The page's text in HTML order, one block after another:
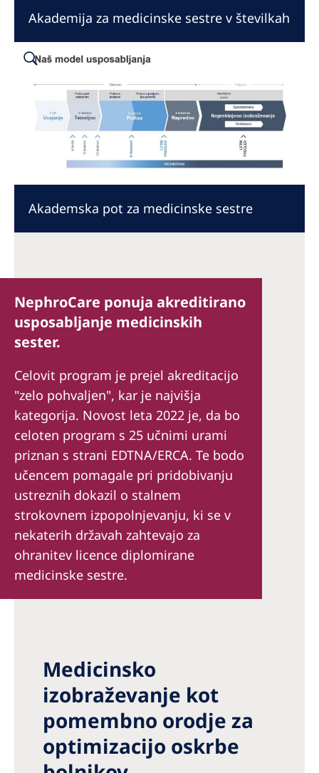
Akademija za medicinske sestre v številkah
Akademska pot za medicinske sestre
NephroCare ponuja akreditirano
usposabljanje medicinskih
sester.
Celovit program je prejel akreditacijo
"zelo pohvaljen", kar je najvišja
kategorija. Novost leta 2022 je, da bo
celoten program s 25 učnimi urami
priznan s strani EDTNA/ERCA. Te bodo
učencem pomagale pri pridobivanju
ustreznih dokazil o stalnem
strokovnem izpopolnjevanju, ki se v
nekaterih državah zahtevajo za
ohranitev licence diplomirane
medicinske sestre.
Medicinsko
izobraževanje kot
pomembno orodje za
optimizacijo oskrbe